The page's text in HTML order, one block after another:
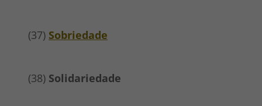
(37) Sobriedade
(38) Solidariedade